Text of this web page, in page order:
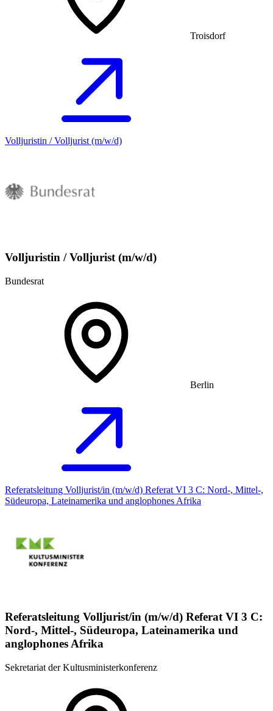
Troisdorf
Volljuristin / Volljurist (m/w/d)
Volljuristin / Volljurist (m/w/d)
Bundesrat
Berlin
Referatsleitung Volljurist/in (m/w/d) Referat VI 3 C: Nord-, Mittel-,
Südeuropa, Lateinamerika und anglophones Afrika
Referatsleitung Volljurist/in (m/w/d) Referat VI 3 C:
Nord-, Mittel-, Südeuropa, Lateinamerika und
anglophones Afrika
Sekretariat der Kultusministerkonferenz